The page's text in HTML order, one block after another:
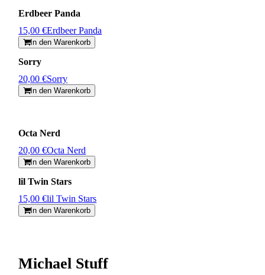
Erdbeer Panda
15,00 €Erdbeer Panda
In den Warenkorb
Sorry
20,00 €Sorry
In den Warenkorb
Octa Nerd
20,00 €Octa Nerd
In den Warenkorb
lil Twin Stars
15,00 €lil Twin Stars
In den Warenkorb
Michael Stuff